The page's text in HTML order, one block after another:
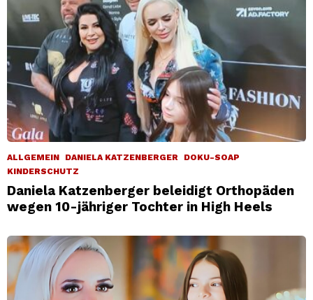
ALLGEMEIN DANIELA KATZENBERGER
DOKU-SOAP
KINDERSCHUTZ
Daniela Katzenberger beleidigt Orthopäden
wegen 10-jähriger Tochter in High Heels